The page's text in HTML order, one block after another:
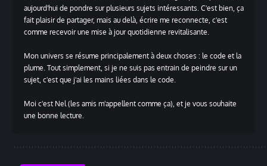
aujourd'hui de pondre sur plusieurs sujets intéressants. C'est bien, ça
fait plaisir de partager, mais au delà, écrire me reconnecte, c'est
comme recevoir une mise à jour quotidienne revitalisante.
Mon univers se résume principalement à deux choses : le code et la
plume. Tout simplement, si je ne suis pas entrain de peindre sur un
sujet, c'est que j'ai les mains liées dans le code.
Moi c'est Nel (les amis m'appellent comme ça), et je vous souhaite
une bonne lecture.